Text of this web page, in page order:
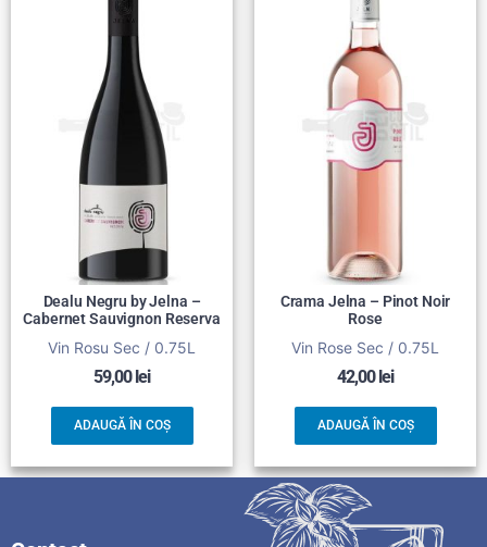
Dealu Negru by Jelna –
Cabernet Sauvignon Reserva
Vin Rosu Sec / 0.75L
59,00 lei
ADAUGĂ ÎN COȘ
Crama Jelna – Pinot Noir
Rose
Vin Rose Sec / 0.75L
42,00 lei
ADAUGĂ ÎN COȘ